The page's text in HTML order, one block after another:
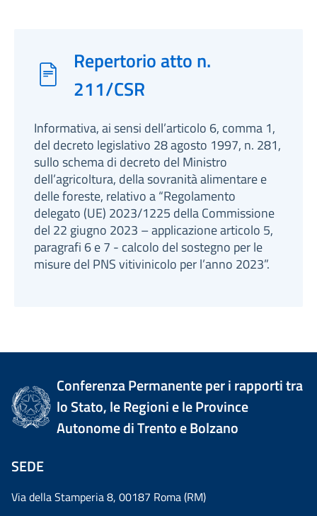
Repertorio atto n.
211/CSR
Informativa, ai sensi dell’articolo 6, comma 1,
del decreto legislativo 28 agosto 1997, n. 281,
sullo schema di decreto del Ministro
dell’agricoltura, della sovranità alimentare e
delle foreste, relativo a “Regolamento
delegato (UE) 2023/1225 della Commissione
del 22 giugno 2023 – applicazione articolo 5,
paragrafi 6 e 7 - calcolo del sostegno per le
misure del PNS vitivinicolo per l’anno 2023”.
Conferenza Permanente per i rapporti tra
lo Stato, le Regioni e le Province
Autonome di Trento e Bolzano
SEDE
Via della Stamperia 8, 00187 Roma (RM)